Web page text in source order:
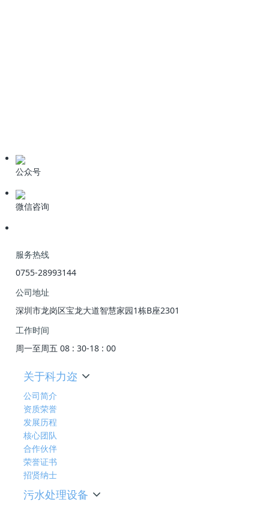
公众号
微信咨询
服务热线
0755-28993144
公司地址
深圳市龙岗区宝龙大道智慧家园1栋B座2301
工作时间
周一至周五 08 : 30-18 : 00
关于科力迩
公司简介
资质荣誉
发展历程
核心团队
合作伙伴
荣誉证书
招贤纳士
污水处理设备